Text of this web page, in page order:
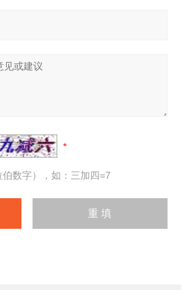
数字），如：三加四=7